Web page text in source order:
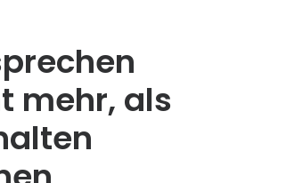
mehr, als